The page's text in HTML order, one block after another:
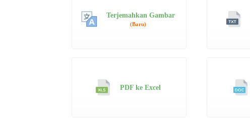
Terjemahkan Gambar
(Baru)
PDF ke Excel